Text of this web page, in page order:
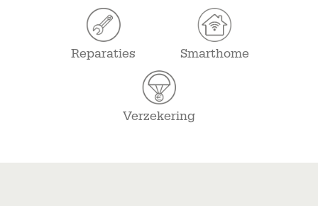
Reparaties Smarthome
Verzekering